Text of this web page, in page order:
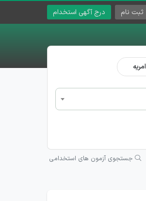
درج آگهی استخدام ثبت نام
امریه
جستجوی آزمون های استخدامی